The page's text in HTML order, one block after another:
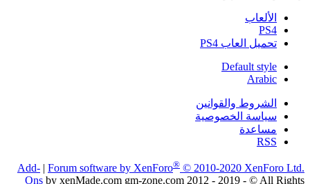
الألعاب
PS4
تحميل العاب PS4
Default style
Arabic
الشروط والقوانين
سياسة الخصوصية
مساعدة
RSS
Forum software by XenForo® © 2010-2020 XenForo Ltd.
|
Add-
Ons by xenMade.com gm-zone.com 2012 - 2019 - © All Rights